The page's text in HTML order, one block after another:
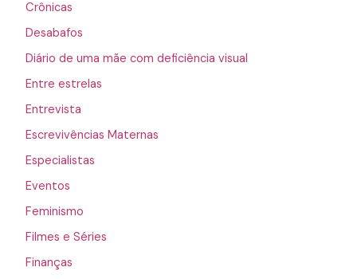
Crônicas
Desabafos
Diário de uma mãe com deficiência visual
Entre estrelas
Entrevista
Escrevivências Maternas
Especialistas
Eventos
Feminismo
Filmes e Séries
Finanças